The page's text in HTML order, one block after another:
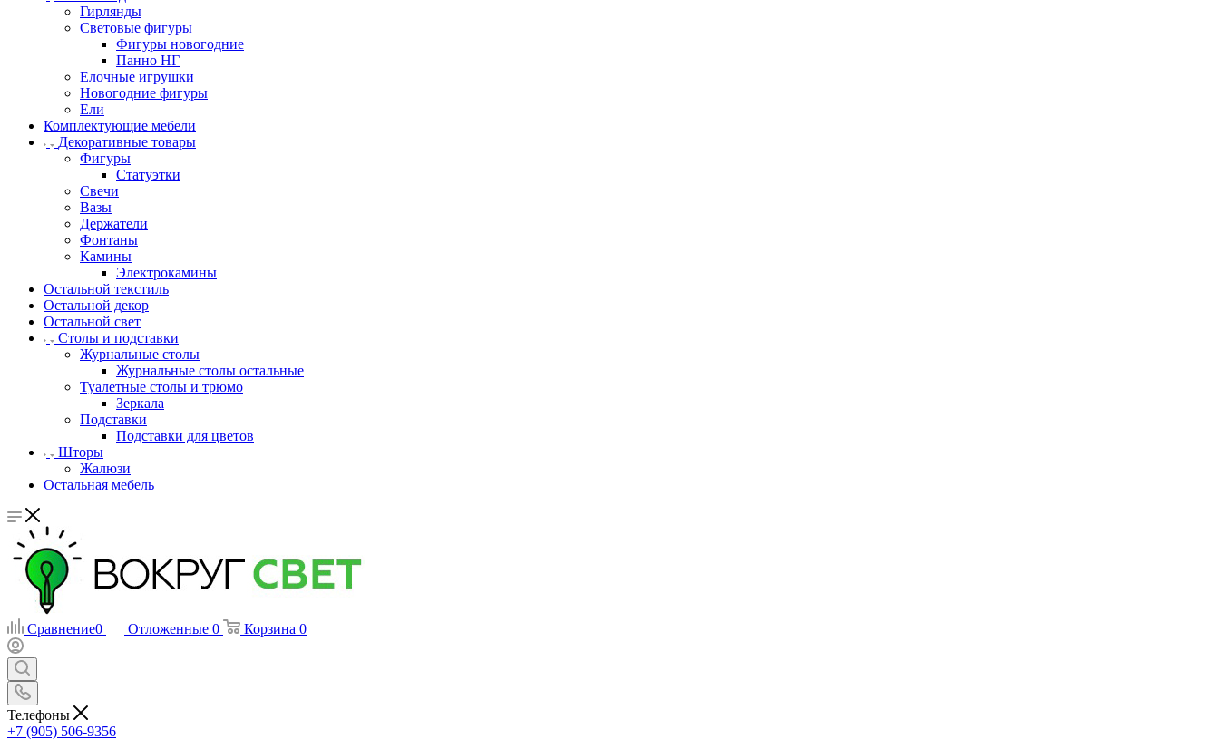
Гирлянды
Световые фигуры
Фигуры новогодние
Панно НГ
Елочные игрушки
Новогодние фигуры
Ели
Комплектующие мебели
Декоративные товары
Фигуры
Статуэтки
Свечи
Вазы
Держатели
Фонтаны
Камины
Электрокамины
Остальной текстиль
Остальной декор
Остальной свет
Столы и подставки
Журнальные столы
Журнальные столы остальные
Туалетные столы и трюмо
Зеркала
Подставки
Подставки для цветов
Шторы
Жалюзи
Остальная мебель
Сравнение0 Отложенные 0 Корзина 0
Телефоны
+7 (905) 506-9356